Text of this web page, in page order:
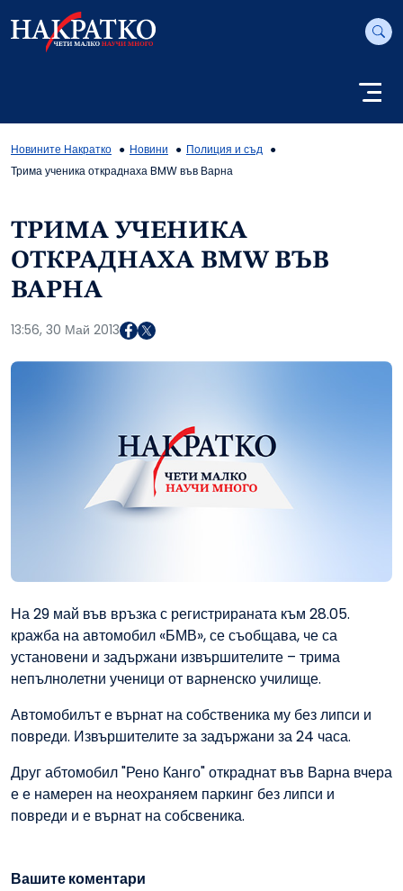
Новините Накратко Новини
Полиция и съд
Трима ученика откраднаха BMW във Варна
ТРИМА УЧЕНИКА
ОТКРАДНАХА BMW ВЪВ
ВАРНА
13:56, 30 Май 2013
На 29 май във връзка с регистрираната към 28.05.
кражба на автомобил «БМВ», се съобщава, че са
установени и задържани извършителите – трима
непълнолетни ученици от варненско училище.
Автомобилът е върнат на собственика му без липси и
повреди. Извършителите за задържани за 24 часа.
Друг абтомобил "Рено Канго" откраднат във Варна вчера
е е намерен на неохраняем паркинг без липси и
повреди и е върнат на собсвеника.
Вашите коментари